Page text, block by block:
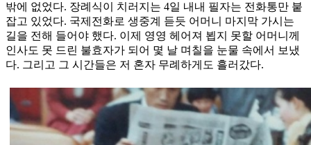
밖에 없었다. 장례식이 치러지는 4일 내내 필자는 전화통만 붙
잡고 있었다. 국제전화로 생중계 듣듯 어머니 마지막 가시는
길을 전해 들어야 했다. 이제 영영 헤어져 뵙지 못할 어머니께
인사도 못 드린 불효자가 되어 몇 날 며칠을 눈물 속에서 보냈
다. 그리고 그 시간들은 저 혼자 무례하게도 흘러갔다.